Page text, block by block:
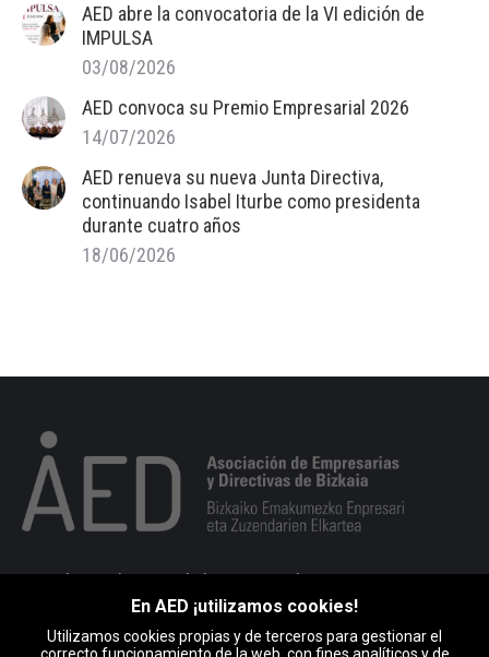
AED abre la convocatoria de la VI edición de
IMPULSA
03/08/2026
AED convoca su Premio Empresarial 2026
14/07/2026
AED renueva su nueva Junta Directiva,
continuando Isabel Iturbe como presidenta
durante cuatro años
18/06/2026
Portuko markesaren kalea 10, 1. esk. 48008 BILBO
946 793 513En AED ¡utilizamos cookies!
Utilizamos cookies propias y de terceros para gestionar el